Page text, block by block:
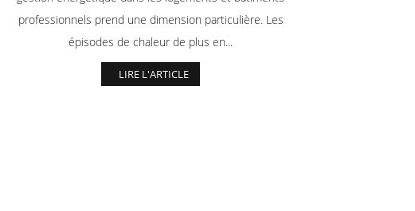
professionnels prend une dimension particulière. Les
épisodes de chaleur de plus en...
LIRE L'ARTICLE